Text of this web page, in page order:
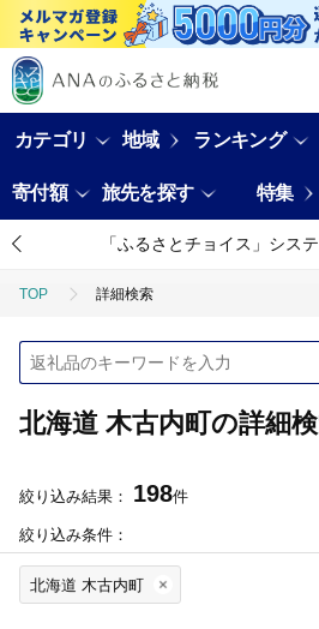
カテゴリ 地域 ランキング
寄付額 旅先を探す 特集
「ふるさとチョイス」シス
TOP 詳細検索
北海道 木古内町の詳細
絞り込み結果： 198件
絞り込み条件：
北海道 木古内町